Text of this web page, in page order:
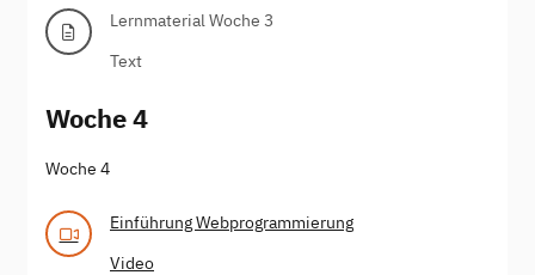
Lernmaterial Woche 3
Text
Woche 4
Woche 4
Einführung Webprogrammierung
Video